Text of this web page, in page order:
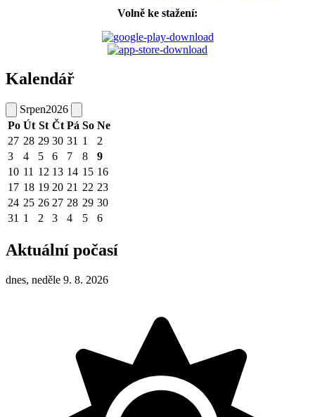
Volně ke stažení:
Kalendář
Srpen2026
Po Út St Čt Pá So Ne
27 28 29 30 31 1
2
3
4 5 6 7 8
9
10 11 12 13 14 15 16
17 18 19 20 21 22 23
24 25 26 27 28 29 30
31 1 2 3 4 5 6
Aktuální počasí
dnes, neděle 9. 8. 2026